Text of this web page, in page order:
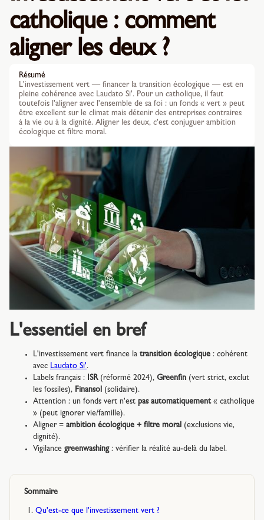
catholique : comment
aligner les deux ?
Résumé
L'investissement vert — financer la transition écologique — est en
pleine cohérence avec Laudato Si'. Pour un catholique, il faut
toutefois l'aligner avec l'ensemble de sa foi : un fonds « vert » peut
être excellent sur le climat mais détenir des entreprises contraires
à la vie ou à la dignité. Aligner les deux, c'est conjuguer ambition
écologique et filtre moral.
L'essentiel en bref
L'investissement vert finance la transition écologique : cohérent
avec Laudato Si'.
Labels français : ISR(réformé 2024), Greenfin (vert strict, exclut
les fossiles), Finansol (solidaire).
Attention : un fonds vert n'est pas automatiquement« catholique
» (peut ignorer vie/famille).
Aligner = ambition écologique + filtre moral (exclusions vie,
dignité).
Vigilance greenwashing: vérifier la réalité au-delà du label.
Sommaire
Qu'est-ce que l'investissement vert ?